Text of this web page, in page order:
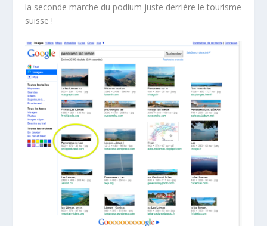
la seconde marche du podium juste derrière le tourisme
suisse !